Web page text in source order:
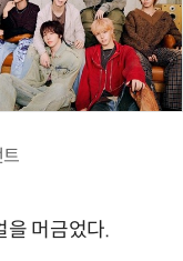
을 머금었다.